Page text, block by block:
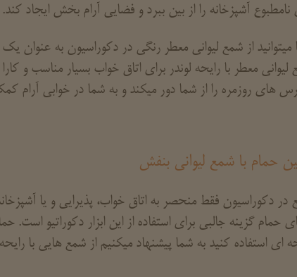
نامطبوع آشپزخانه را از بین ببرد و فضایی آرام بخش ایجاد کند.
میتوانید از شمع لیوانی معطر رنگی در دکوراسیون به عنوان یک
لیوانی معطر با رایحه لوندر برای اتاق خواب بسیار مناسب و
های روزمره را از شما دور میکند و به شما در خوابی آرام
حمام با شمع لیوانی بنفش
در دکوراسیون فقط منحصر به اتاق خواب، پذیرایی و یا
حمام گزینه جالبی برای استفاده از این ابزار دکوراتیو است.
ای استفاده کنید به شما پیشنهاد میکنیم از شمع هایی با